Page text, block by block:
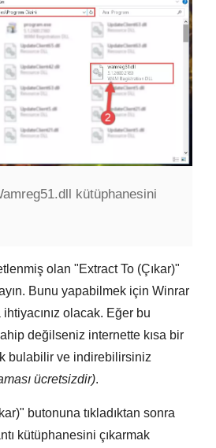
kütüphanesini
olan "Extract To (Çıkar)"
Bunu yapabilmek için Winrar
olacak. Eğer bu
değilseniz internette kısa bir
bulabilir ve indirebilirsiniz
ücretsizdir).
" butonuna tıkladıktan sonra
kütüphanesini çıkarmak